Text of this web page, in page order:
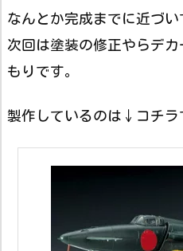
なんとか完成までに近づい
次回は塗装の修正やらデ
もりです。
製作しているのは↓コチラ